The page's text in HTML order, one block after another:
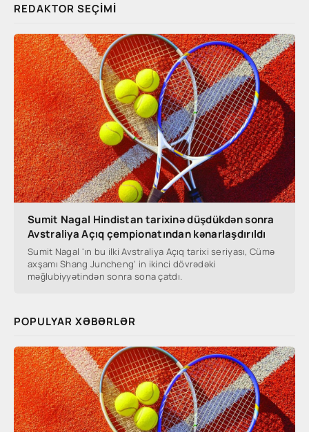
REDAKTOR SEÇIMI
Sumit Nagal Hindistan tarixinə düşdükdən sonra
Avstraliya Açıq çempionatından kənarlaşdırıldı
Sumit Nagal 'ın bu ilki Avstraliya Açıq tarixi seriyası, Cümə
axşamı Shang Juncheng' in ikinci dövrədəki
məğlubiyyətindən sonra sona çatdı.
POPULYAR XƏBƏRLƏR